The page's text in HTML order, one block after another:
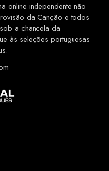
online independente não
da Canção e todos
a chancela da
às seleções portuguesas